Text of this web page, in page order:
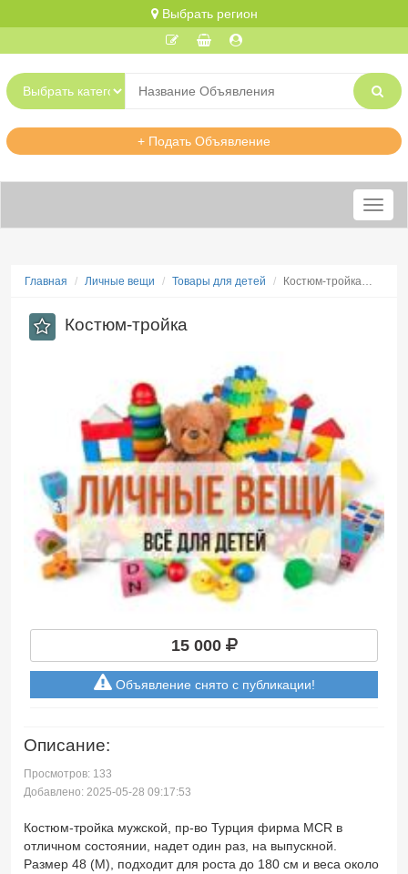
Выбрать регион
+ Подать Объявление
Меню
Главная Личные вещи Товары для детей Костюм-тройка…
Костюм-тройка
15 000
Объявление снято с публикации!
Описание:
Просмотров: 133
Добавлено: 2025-05-28 09:17:53
Костюм-тройка мужской, пр-во Турция фирма MCR в
отличном состоянии, надет один раз, на выпускной.
Размер 48 (M), подходит для роста до 180 см и веса около